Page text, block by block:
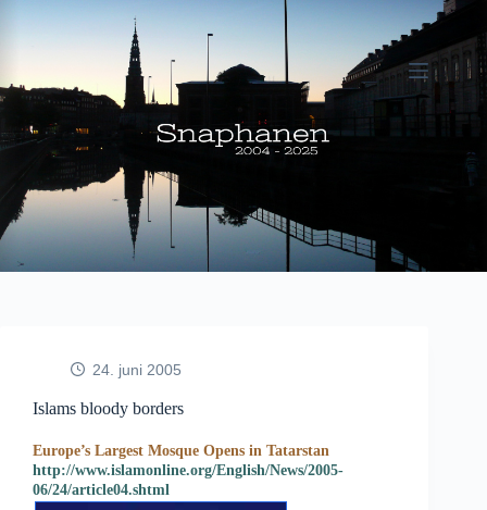
24. juni 2005
Islams bloody borders
Europe’s Largest Mosque Opens in Tatarstan
http://www.islamonline.org/English/News/2005-
06/24/article04.shtml